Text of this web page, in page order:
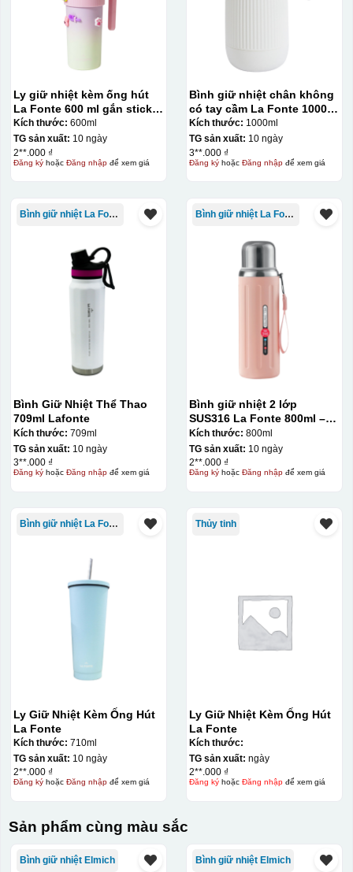
Ly giữ nhiệt kèm ống hút
La Fonte 600 ml gắn sticker
– 012294
Kích thước: 600ml
TG sản xuất: 10 ngày
2**.000 ₫
Đăng kýhoặc Đăng nhậpđể xem giá
Bình giữ nhiệt chân không
có tay cầm La Fonte 1000ml
– 011655
Kích thước: 1000ml
TG sản xuất: 10 ngày
3**.000 ₫
Đăng kýhoặc Đăng nhậpđể xem giá
Bình giữ nhiệt La Fonte
Bình Giữ Nhiệt Thể Thao
709ml Lafonte
Kích thước: 709ml
TG sản xuất: 10 ngày
3**.000 ₫
Đăng kýhoặc Đăng nhậpđể xem giá
Bình giữ nhiệt La Fonte
Bình giữ nhiệt 2 lớp
SUS316 La Fonte 800ml –
012720
Kích thước: 800ml
TG sản xuất: 10 ngày
2**.000 ₫
Đăng kýhoặc Đăng nhậpđể xem giá
Bình giữ nhiệt La Fonte
Ly Giữ Nhiệt Kèm Ống Hút
La Fonte
Kích thước: 710ml
TG sản xuất: 10 ngày
2**.000 ₫
Đăng kýhoặc Đăng nhậpđể xem giá
Thủy tinh
Ly Giữ Nhiệt Kèm Ống Hút
La Fonte
Kích thước:
TG sản xuất: ngày
2**.000 ₫
Đăng kýhoặc Đăng nhậpđể xem giá
Sản phẩm cùng màu sắc
Bình giữ nhiệt Elmich Bình giữ nhiệt Elmich